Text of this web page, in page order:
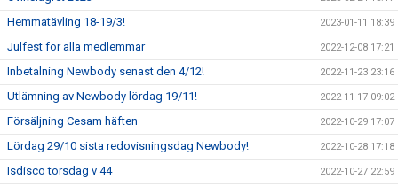
Hemmatävling 18-19/3! 2023-01-11 18:39
Julfest för alla medlemmar 2022-12-08 17:21
Inbetalning Newbody senast den 4/12! 2022-11-23 23:16
Utlämning av Newbody lördag 19/11! 2022-11-17 09:02
Försäljning Cesam häften 2022-10-29 17:07
Lördag 29/10 sista redovisningsdag Newbody! 2022-10-28 17:18
Isdisco torsdag v 44 2022-10-27 22:59